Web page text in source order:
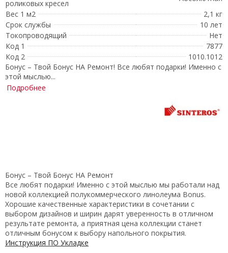
роликовых кресел
Вес 1 м2
2,1 кг
Срок службы
10 лет
Токопроводящий
Нет
Код 1
7877
Код 2
1010.1012
Бонус – Твой Бонус НА Ремонт! Все любят подарки! Именно с
этой мыслью...
Подробнее
Бонус – Твой Бонус НА Ремонт
Все любят подарки! Именно с этой мыслью мы работали над
новой коллекцией полукоммерческого линолеума Bonus.
Хорошие качественные характеристики в сочетании с
выбором дизайнов и ширин дарят уверенность в отличном
результате ремонта, а приятная цена коллекции станет
отличным бонусом к выбору напольного покрытия.
Инструкция ПО Укладке